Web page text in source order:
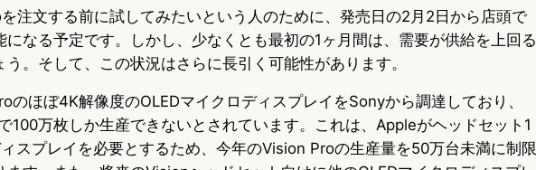
注文する前に試してみたいという人のために、発売日の2月2日から店頭で
になる予定です。しかし、少なくとも最初の1ヶ月間は、需要が供給を上回る
。そして、この状況はさらに長引く可能性があります。
のほぼ4K解像度のOLEDマイクロディスプレイをSonyから調達しており、
100万枚しか生産できないとされています。これは、Appleがヘッドセット1
スプレイを必要とするため、今年のVision Proの生産量を50万台未満に制限